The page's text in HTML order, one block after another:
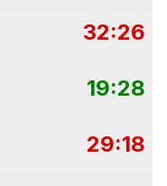
32:26
19:28
29:18